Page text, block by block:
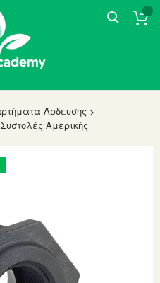
Άρδευσης
Συστολές Αμερικής